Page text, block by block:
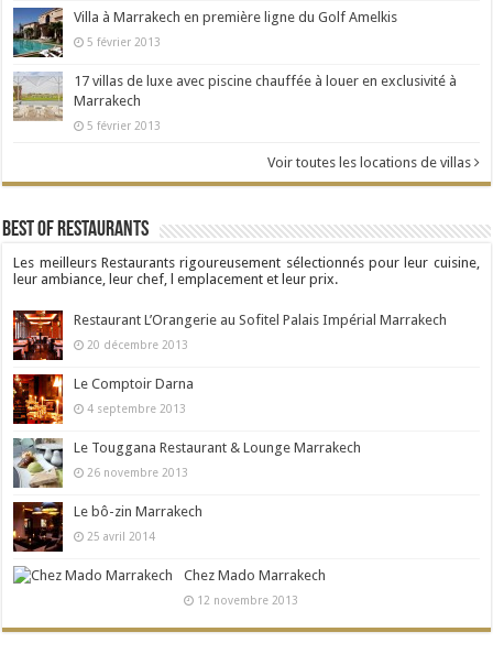
Villa à Marrakech en première ligne du Golf Amelkis
5 février 2013
17 villas de luxe avec piscine chauffée à louer en exclusivité à
Marrakech
5 février 2013
Voir toutes les locations de villas
Best Of Restaurants
Les meilleurs Restaurants rigoureusement sélectionnés pour leur cuisine,
leur ambiance, leur chef, l emplacement et leur prix.
Restaurant L’Orangerie au Sofitel Palais Impérial Marrakech
20 décembre 2013
Le Comptoir Darna
4 septembre 2013
Le Touggana Restaurant & Lounge Marrakech
26 novembre 2013
Le bô-zin Marrakech
25 avril 2014
Chez Mado Marrakech
12 novembre 2013